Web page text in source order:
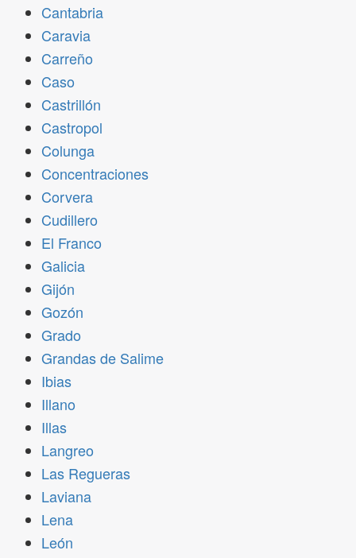
Cantabria
Caravia
Carreño
Caso
Castrillón
Castropol
Colunga
Concentraciones
Corvera
Cudillero
El Franco
Galicia
Gijón
Gozón
Grado
Grandas de Salime
Ibias
Illano
Illas
Langreo
Las Regueras
Laviana
Lena
León